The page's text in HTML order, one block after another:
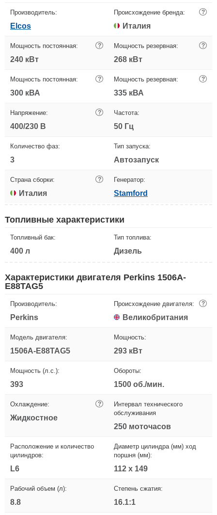
Производитель:
Elcos
Происхождение бренда: ?
Италия
Мощность постоянная: ?
240 кВт
Мощность резервная: ?
268 кВт
Мощность постоянная: ?
300 кВА
Мощность резервная: ?
335 кВА
Напряжение: ?
400/230 В
Частота:
50 Гц
Количество фаз:
3
Тип запуска:
Автозапуск
Страна сборки: ?
Италия
Генератор:
Stamford
Топливные характеристики
Топливный бак:
400 л
Тип топлива:
Дизель
Характеристики двигателя Perkins 1506A-
E88TAG5
Производитель:
Perkins
Происхождение двигателя: ?
Великобритания
Модель двигателя:
1506A-E88TAG5
Мощность:
293 кВт
Мощность (л.с.):
393
Обороты:
1500 об./мин.
Охлаждение: ?
Жидкостное
Интервал технического
обслуживания
250 моточасов
Расположение и количество
цилиндров:
L6
Диаметр цилиндра (мм) ход
поршня (мм):
112 х 149
Рабочий объем (л):
8.8
Степень сжатия:
16.1:1